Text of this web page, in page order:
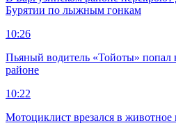
Бурятии по лыжным гонкам
10:26
Пьяный водитель «Тойоты»
районе
10:22
Мотоциклист врезался в животное